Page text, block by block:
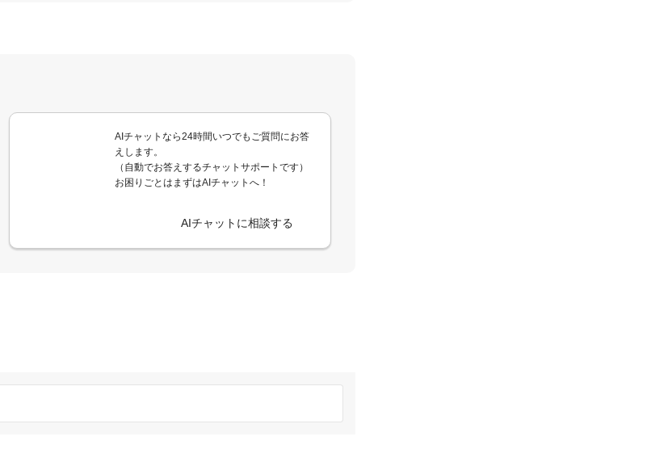
AIチャットなら24時間いつでもご質問にお答
えします。
（自動でお答えするチャットサポートです）
お困りごとはまずはAIチャットへ！
AIチャットに相談する